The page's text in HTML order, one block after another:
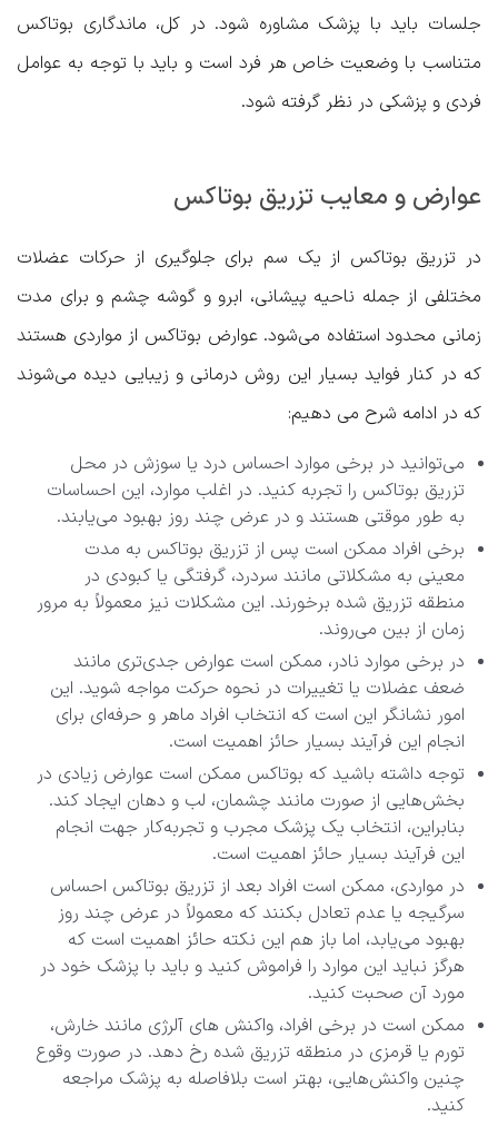
جلسات باید با پزشک مشاوره شود. در کل، ماندگاری بوتاکس
متناسب با وضعیت خاص هر فرد است و باید با توجه به عوامل
فردی و پزشکی در نظر گرفته شود.
عوارض و معایب تزریق بوتاکس
در تزریق بوتاکس از یک سم برای جلوگیری از حرکات عضلات
مختلفی از جمله ناحیه پیشانی، ابرو و گوشه چشم و برای مدت
زمانی محدود استفاده می‌شود. عوارض بوتاکس از مواردی هستند
که در کنار فواید بسیار این روش درمانی و زیبایی دیده می‌شوند
که در ادامه شرح می دهیم:
می‌توانید در برخی موارد احساس درد یا سوزش در محل
تزریق بوتاکس را تجربه کنید. در اغلب موارد، این احساسات
به طور موقتی هستند و در عرض چند روز بهبود می‌یابند.
برخی افراد ممکن است پس از تزریق بوتاکس به مدت
معینی به مشکلاتی مانند سردرد، گرفتگی یا کبودی در
منطقه تزریق شده برخورند. این مشکلات نیز معمولاً به مرور
زمان از بین می‌روند.
در برخی موارد نادر، ممکن است عوارض جدی‌تری مانند
ضعف عضلات یا تغییرات در نحوه حرکت مواجه شوید. این
امور نشانگر این‌ است که انتخاب افراد ماهر و حرفه‌ای برای
انجام این فرآیند بسیار حائز اهمیت است.
توجه داشته باشید که بوتاکس ممکن است عوارض زیادی در
بخش‌هایی از صورت مانند چشمان، لب و دهان ایجاد کند.
بنابراین، انتخاب یک پزشک مجرب و تجربه‌کار جهت انجام
این فرآیند بسیار حائز اهمیت است.
در مواردی، ممکن است افراد بعد از تزریق بوتاکس احساس
سرگیجه یا عدم تعادل بکنند که معمولاً در عرض چند روز
بهبود می‌یابد، اما باز هم این نکته حائز اهمیت است که
هرگز نباید این موارد را فراموش کنید و باید با پزشک خود در
مورد آن صحبت کنید.
ممکن است در برخی افراد، واکنش‎ های آلرژی مانند خارش،
تورم یا قرمزی در منطقه تزریق شده رخ دهد. در صورت وقوع
چنین واکنش‌هایی، بهتر است بلافاصله به پزشک مراجعه
کنید.